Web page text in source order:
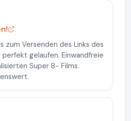
zum Versenden des Links des
gelaufen. Einwandfreie
Super 8- Films.